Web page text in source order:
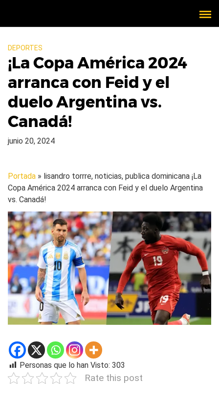
DEPORTES
¡La Copa América 2024
arranca con Feid y el
duelo Argentina vs.
Canadá!
junio 20, 2024
Portada » lisandro torrre, noticias, publica dominicana ¡La
Copa América 2024 arranca con Feid y el duelo Argentina
vs. Canadá!
Personas que lo han Visto: 303
Rate this post